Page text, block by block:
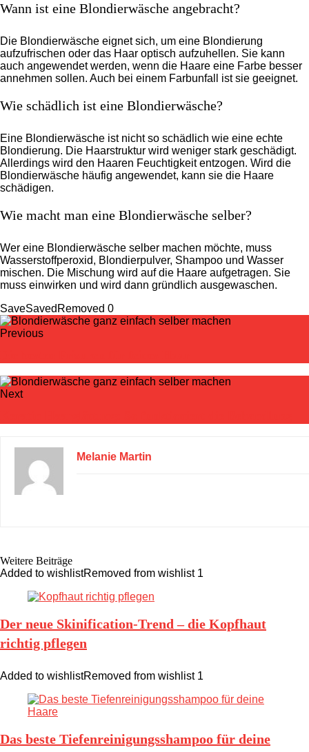
Wann ist eine Blondierwäsche angebracht?
Die Blondierwäsche eignet sich, um eine Blondierung
aufzufrischen oder das Haar optisch aufzuhellen. Sie kann
auch angewendet werden, wenn die Haare eine Farbe besser
annehmen sollen. Auch bei einem Farbunfall ist sie geeignet.
Wie schädlich ist eine Blondierwäsche?
Eine Blondierwäsche ist nicht so schädlich wie eine echte
Blondierung. Die Haarstruktur wird weniger stark geschädigt.
Allerdings wird den Haaren Feuchtigkeit entzogen. Wird die
Blondierwäsche häufig angewendet, kann sie die Haare
schädigen.
Wie macht man eine Blondierwäsche selber?
Wer eine Blondierwäsche selber machen möchte, muss
Wasserstoffperoxid, Blondierpulver, Shampoo und Wasser
mischen. Die Mischung wird auf die Haare aufgetragen. Sie
muss einwirken und wird dann gründlich ausgewaschen.
SaveSaved Removed 0
Previous
Next
Melanie Martin
Weitere Beiträge
Added to wishlistRemoved from wishlist 1
Der neue Skinification-Trend – die Kopfhaut
richtig pflegen
Added to wishlistRemoved from wishlist 1
Das beste Tiefenreinigungsshampoo für deine